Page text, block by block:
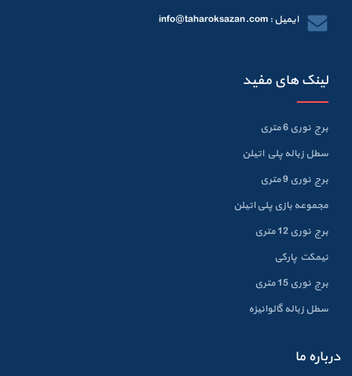
ایمیل : info@taharoksazan.com
لینک های مفید
برج نوری 6 متری
سطل زباله پلي اتيلن
برج نوری 9 متری
مجموعه بازی پلی اتیلن
برج نوری 12 متری
نیمکت پارکی
برج نوری 15 متری
سطل زباله گالوانيزه
درباره ما